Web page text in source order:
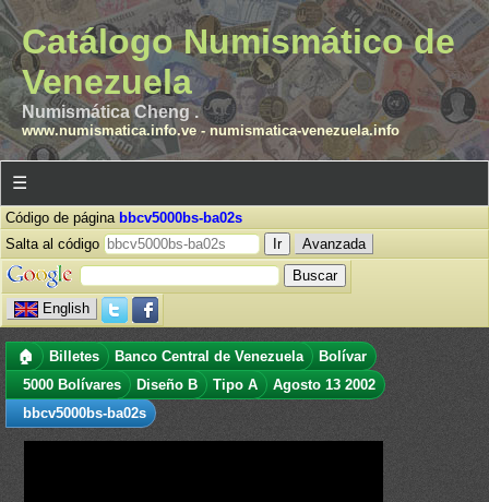
Catálogo Numismático de
Venezuela
Numismática Cheng .
www.numismatica.info.ve- numismatica-venezuela.info
☰
Código de página bbcv5000bs-ba02s
Salta al código
Avanzada
English
🏠 Billetes Banco Central de Venezuela
Bolívar
5000 Bolívares
Diseño B Tipo A
Agosto 13 2002
bbcv5000bs-ba02s